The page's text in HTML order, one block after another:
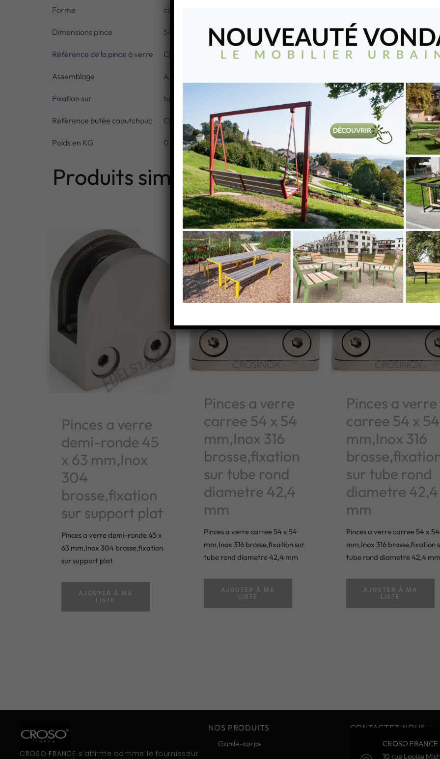
Forme carree
Dimensions pince 54 x 54 mm
Référence de la pince à verre CN6120424
Assemblage A visser
Fixation sur tube rond diametre 42,4 mm
Référence butée caoutchouc CN6400810
Poids en KG 0.43
Produits similaires
Pinces a verre
demi-ronde 45
x 63 mm,Inox
304
brosse,fixation
sur support plat
Pinces a verre demi-ronde 45 x
63 mm,Inox 304 brosse,fixation
sur support plat
AJOUTER À MA
LISTE
Pinces a verre
carree 54 x 54
mm,Inox 316
brosse,fixation
sur tube rond
diametre 42,4
mm
Pinces a verre carree 54 x 54
mm,Inox 316 brosse,fixation sur
tube rond diametre 42,4 mm
AJOUTER À MA
LISTE
Pinces a verre
carree 54 x 54
mm,Inox 316
sur tube rond
diametre 42,4
mm
Pinces a verre carree 54 x 54
mm,Inox 316 brosse,fixation
tube rond diametre 42,4 mm
AJOUTER À MA
LISTE
CROSO FRANCE s’affirme comme le fournisseur
NOS PRODUITS
Garde-corps
CONTACTEZ-NOUS
CROSO FRANCE
10 rue Louise